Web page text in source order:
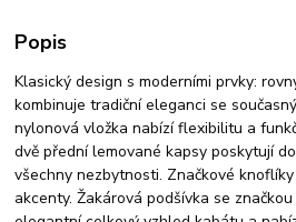
Popis
Klasický design s moderními prvky:
kombinuje tradiční eleganci se
nylonová vložka nabízí flexibilitu a
dvě přední lemované kapsy poskytují
všechny nezbytnosti. Značkové
akcenty. Žakárová podšívka se